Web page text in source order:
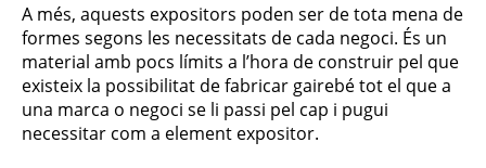
A més, aquests expositors poden ser de tota mena de
formes segons les necessitats de cada negoci. És un
material amb pocs límits a l’hora de construir pel que
existeix la possibilitat de fabricar gairebé tot el que a
una marca o negoci se li passi pel cap i pugui
necessitar com a element expositor.